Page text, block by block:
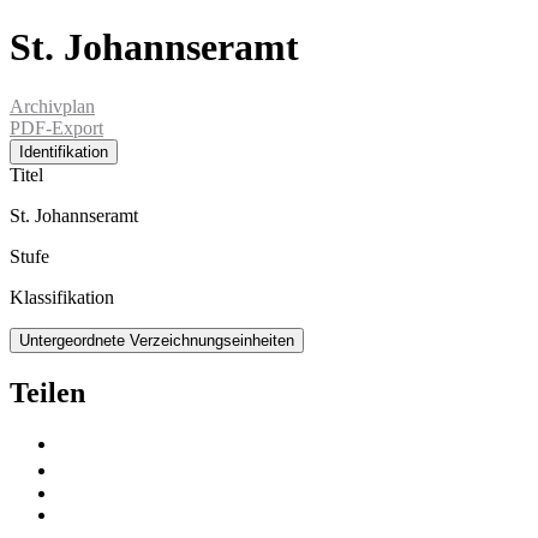
St. Johannseramt
Archivplan
PDF-Export
Identifikation
Titel
St. Johannseramt
Stufe
Klassifikation
Untergeordnete Verzeichnungseinheiten
Teilen